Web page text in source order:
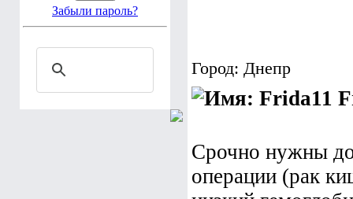
Забыли пароль?
Город: Днепр
Срочно нужны
операции (рак